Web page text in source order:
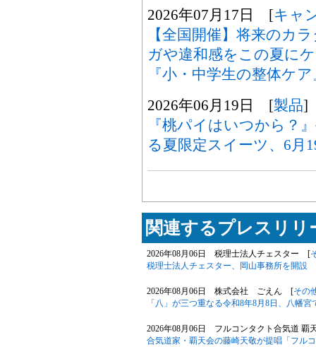
2026年07月17日 [キャ
【全国開催】将来のカ
ガや違和感をこの夏に
『小・中学生の整体ケ
2026年06月19日 [製品]
『桃パイはいつから？
る夏限定スイーツ、6月
関連するプレスリリ
2026年08月06日 税理士法人チェスター [
税理士法人チェスター、岡山事務所を開設
2026年08月06日 株式会社 ごえん [その
「八」が三つ重なる令和8年8月8日、八幡
2026年08月06日 フルコンタクト合気道
合気道家・覇天会の藤崎天敬が提唱「フル